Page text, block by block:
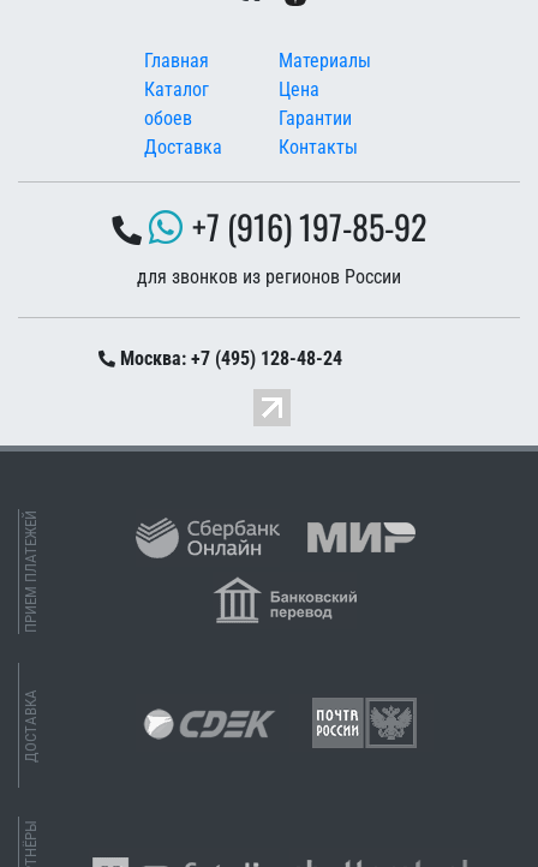
Меню в подвале
Главная
Каталог
обоев
Доставка
Материалы
Цена
Гарантии
Контакты
+7 (916) 197-85-92
для звонков из регионов России
Москва: +7 (495) 128-48-24
ПРИЕМ ПЛАТЕЖЕЙ
ДОСТАВКА